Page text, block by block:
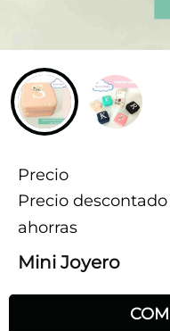
Precio
Precio descontado
ahorras
Mini Joyero